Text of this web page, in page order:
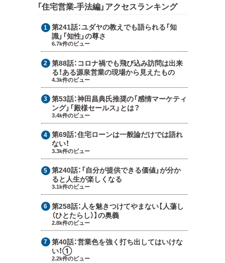
「住宅営業-手法編」アクセスランキング
第241話：ユダヤの教えでも語られる「知
識」「知性」の尊さ
6.7k件のビュー
第88話： コロナ禍でも飛び込み訪問は出来
る！ある源泉営業の現場から見えたもの
4.3k件のビュー
第53話：神田昌典氏推奨の「感情マーケティ
ング」「殿様セールス」とは？
3.4k件のビュー
第69話：住宅ローンは一般論だけでは語れ
ない！
3.3k件のビュー
第240話： 「自分が提供できる価値」が分か
ると人生が楽しくなる
3.1k件のビュー
第258話： 人を魅きつけてやまない【人蕩し
（ひとたらし）】の奥義
2.8k件のビュー
第40話：営業色を強く打ち出してはいけな
い！①
2.2k件のビュー